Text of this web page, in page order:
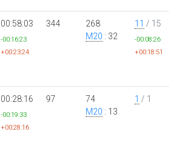
00:58:03
-00:16:23
+00:23:24
344
268
M20 : 32
11 / 15
-00:08:26
+00:18:51
00:28:16
-00:19:33
+00:28:16
97
74
M20 : 13
1 / 1